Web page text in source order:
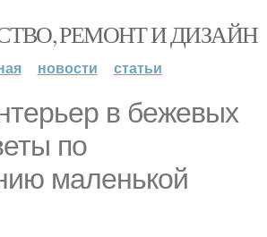
РЕМОНТ И ДИЗАЙН
новости статьи
в бежевых
по
маленькой